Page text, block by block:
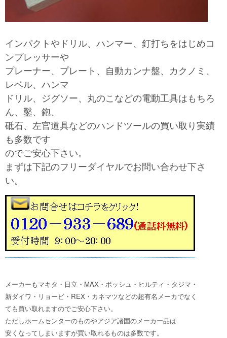
インパクトやドリル、ハンマー、釘打ちをはじめコ
ンプレッサーや
プレーナー、プレート、自動カンナ盤、カクノミ、
レベル、ハンマ
ドリル、ジグソー、丸のこなどの電動工具はもちろ
ん、鑿、鉋、
砥石、左官道具などのハンドツールの買い取り実績
も多数です
のでご安心下さい。
まずは下記のフリーダイヤルでお問い合わせ下さ
い。
メーカーもマキタ・日立・MAX・ボッシュ・ヒルティ・タジマ・
新ダイワ・リョービ・REX・カネマツなどの超有名メーカでなく
ても買い取れますのでご安心下さい。
ただしホームセンターのものやアジア諸国のメーカー品は
安くなってしまいますが買い取れるものは多数です。